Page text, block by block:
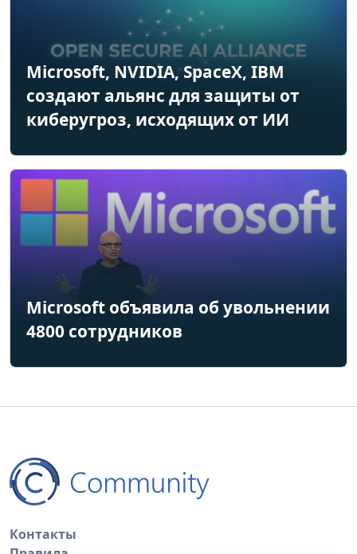
Microsoft, NVIDIA, SpaceX, IBM
создают альянс для защиты от
киберугроз, исходящих от ИИ
Microsoft объявила об увольнении
4800 сотрудников
Контакты